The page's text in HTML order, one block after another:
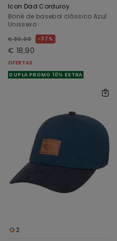
Icon Dad Corduroy
Boné de basebol clássico Azul
Unissexo
€ 30,00 37%
€ 18,90
OFERTAS
DUPLA PROMO 10% EXTRA
2